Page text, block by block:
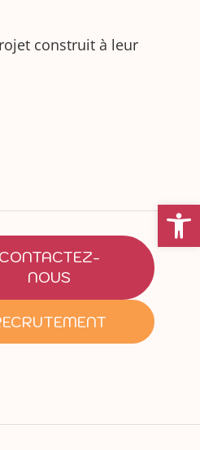
Ouvrir
construit à leur
CONTACTEZ-
NOUS